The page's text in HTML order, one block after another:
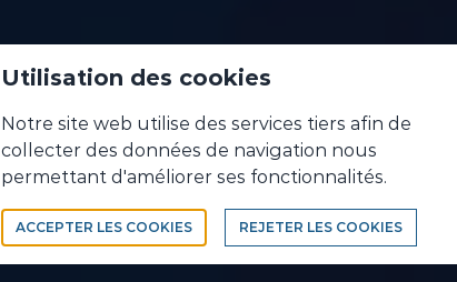
Cookies
Utilisation des cookies
Notre site web utilise des services tiers afin de
collecter des données de navigation nous
permettant d'améliorer ses fonctionnalités.
ACCEPTER LES COOKIES REJETER LES COOKIES